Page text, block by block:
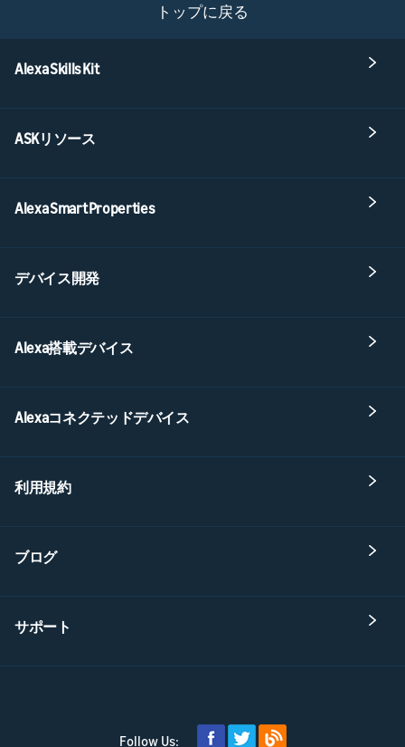
トップに戻る
Alexa Skills Kit
ASKリソース
Alexa Smart Properties
デバイス開発
Alexa搭載デバイス
Alexaコネクテッドデバイス
利用規約
ブログ
サポート
Follow Us: